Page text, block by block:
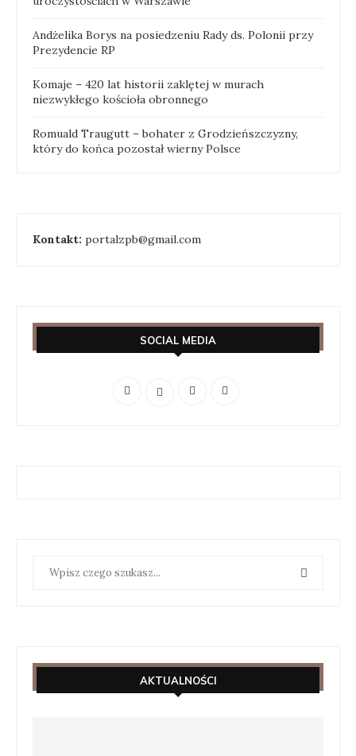
Andżelika Borys na posiedzeniu Rady ds. Polonii przy
Prezydencie RP
Komaje – 420 lat historii zaklętej w murach
niezwykłego kościoła obronnego
Romuald Traugutt – bohater z Grodzieńszczyzny,
który do końca pozostał wierny Polsce
Kontakt: portalzpb@gmail.com
SOCIAL MEDIA
AKTUALNOŚCI